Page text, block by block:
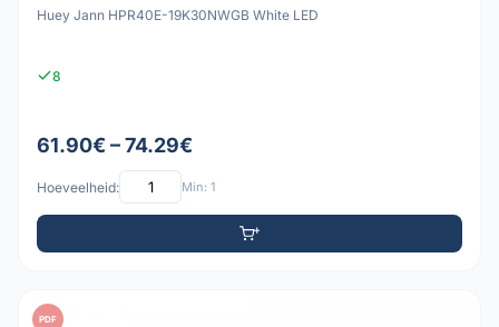
Huey Jann HPR40E-19K30NWGB White LED
8
61.90€ – 74.29€
Hoeveelheid: Min: 1
PDF